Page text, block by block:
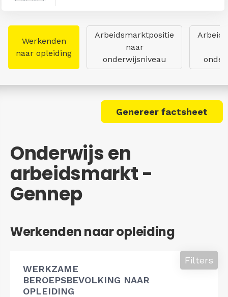
Werkenden
naar opleiding
Arbeidsmarktpositie
naar
onderwijsniveau
Genereer factsheet
Onderwijs en
arbeidsmarkt -
Gennep
Werkenden naar opleiding
WERKZAME
BEROEPSBEVOLKING NAAR
OPLEIDING
Filters